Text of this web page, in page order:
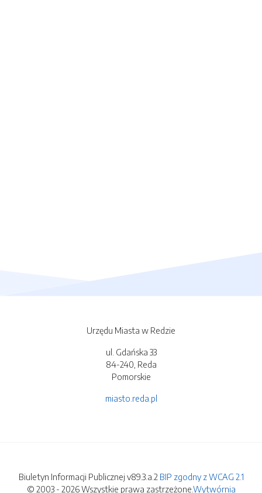
Urzędu Miasta w Redzie
ul. Gdańska 33
84-240, Reda
Pomorskie
miasto.reda.pl
Biuletyn Informacji Publicznej v89.3.a.2 BIP zgodny z WCAG 2.1
© 2003 - 2026 Wszystkie prawa zastrzeżone.Wytwórnia